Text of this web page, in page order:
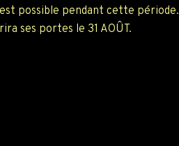
possible pendant cette période.
ses portes le 31 AOÛT.